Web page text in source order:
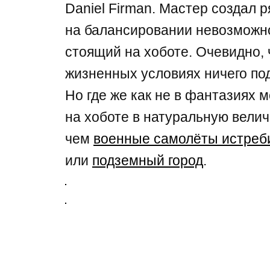
Daniel Firman. Мастер создал
на балансировании
стоящий на хоботе. Очевидно,
жизненных условиях ничего
Но где же как не в фантазиях
на хоботе в натуральную
чем военные самолёты
или подземный город.